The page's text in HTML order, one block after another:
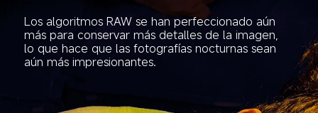
Los algoritmos RAW se han perfeccionado aún
más para conservar más detalles de la imagen,
lo que hace que las fotografías nocturnas sean
aún más impresionantes.